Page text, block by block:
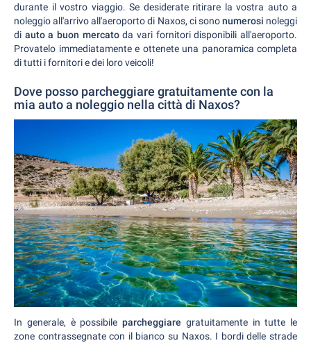
durante il vostro viaggio. Se desiderate ritirare la vostra auto a
noleggio all'arrivo all'aeroporto di Naxos, ci sononumerosi noleggi
di auto a buon mercatoda vari fornitori disponibili all'aeroporto.
Provatelo immediatamente e ottenete una panoramica completa
di tutti i fornitori e dei loro veicoli!
Dove posso parcheggiare gratuitamente con la
mia auto a noleggio nella città di Naxos?
In generale, è possibile parcheggiare gratuitamente in tutte le
zone contrassegnate con il bianco su Naxos. I bordi delle strade